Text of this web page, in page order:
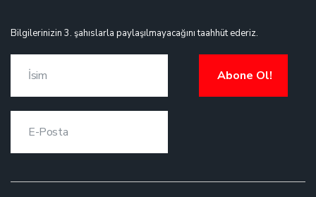
Bilgilerinizin 3. şahıslarla paylaşılmayacağını taahhüt ederiz.
Abone Ol!